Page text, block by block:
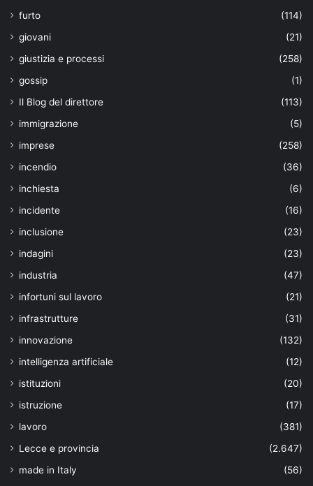
furto
(114)
giovani
(21)
giustizia e processi
(258)
gossip
(1)
Il Blog del direttore
(113)
immigrazione
(5)
imprese
(258)
incendio
(36)
inchiesta
(6)
incidente
(16)
inclusione
(23)
indagini
(23)
industria
(47)
infortuni sul lavoro
(21)
infrastrutture
(31)
innovazione
(132)
intelligenza artificiale
(12)
istituzioni
(20)
istruzione
(17)
lavoro
(381)
Lecce e provincia
(2.647)
made in Italy
(56)